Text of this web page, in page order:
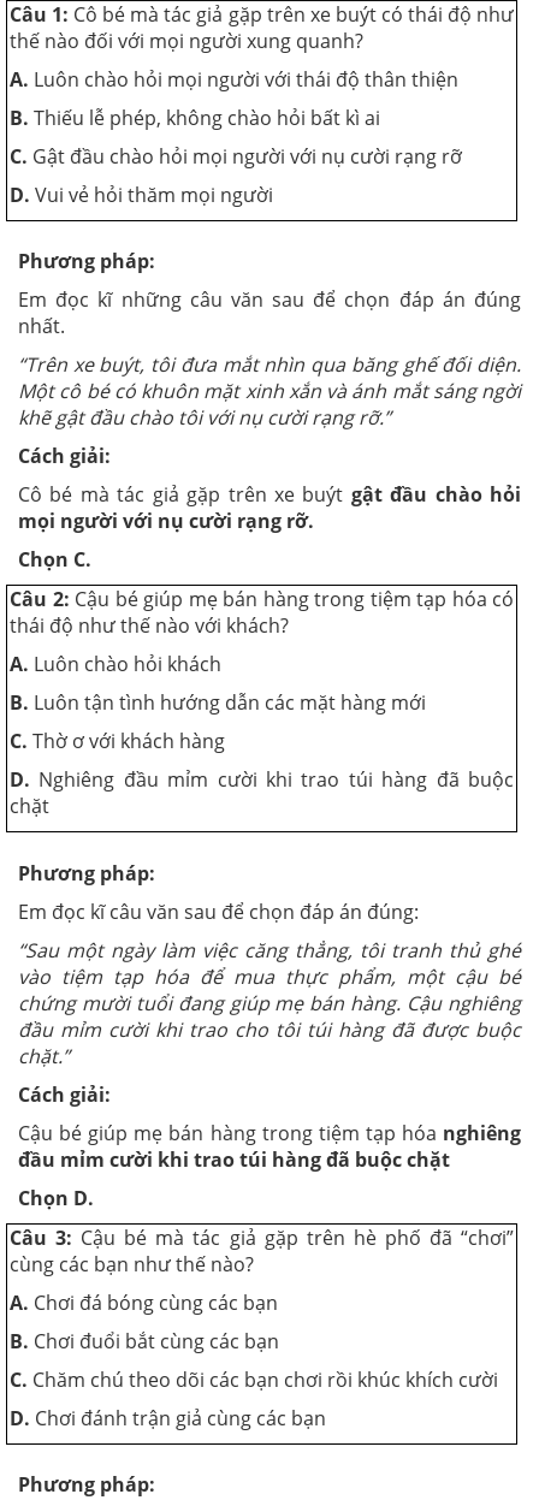
Câu 1: Cô bé mà tác giả gặp trên xe buýt có thái độ như
thế nào đối với mọi người xung quanh?
A. Luôn chào hỏi mọi người với thái độ thân thiện
B. Thiếu lễ phép, không chào hỏi bất kì ai
C. Gật đầu chào hỏi mọi người với nụ cười rạng rỡ
D. Vui vẻ hỏi thăm mọi người
Phương pháp:
Em đọc kĩ những câu văn sau để chọn đáp án đúng
nhất.
“Trên xe buýt, tôi đưa mắt nhìn qua băng ghế đối diện.
Một cô bé có khuôn mặt xinh xắn và ánh mắt sáng ngời
khẽ gật đầu chào tôi với nụ cười rạng rỡ.”
Cách giải:
Cô bé mà tác giả gặp trên xe buýt gật đầu chào hỏi
mọi người với nụ cười rạng rỡ.
Chọn C.
Câu 2: Cậu bé giúp mẹ bán hàng trong tiệm tạp hóa có
thái độ như thế nào với khách?
A. Luôn chào hỏi khách
B. Luôn tận tình hướng dẫn các mặt hàng mới
C. Thờ ơ với khách hàng
D. Nghiêng đầu mỉm cười khi trao túi hàng đã buộc
chặt
Phương pháp:
Em đọc kĩ câu văn sau để chọn đáp án đúng:
“Sau một ngày làm việc căng thẳng, tôi tranh thủ ghé
vào tiệm tạp hóa để mua thực phẩm, một cậu bé
chứng mười tuổi đang giúp mẹ bán hàng. Cậu nghiêng
đầu mỉm cười khi trao cho tôi túi hàng đã được buộc
chặt.”
Cách giải:
Cậu bé giúp mẹ bán hàng trong tiệm tạp hóa nghiêng
đầu mỉm cười khi trao túi hàng đã buộc chặt
Chọn D.
Câu 3: Cậu bé mà tác giả gặp trên hè phố đã “chơi”
cùng các bạn như thế nào?
A. Chơi đá bóng cùng các bạn
B. Chơi đuổi bắt cùng các bạn
C. Chăm chú theo dõi các bạn chơi rồi khúc khích cười
D. Chơi đánh trận giả cùng các bạn
Phương pháp: